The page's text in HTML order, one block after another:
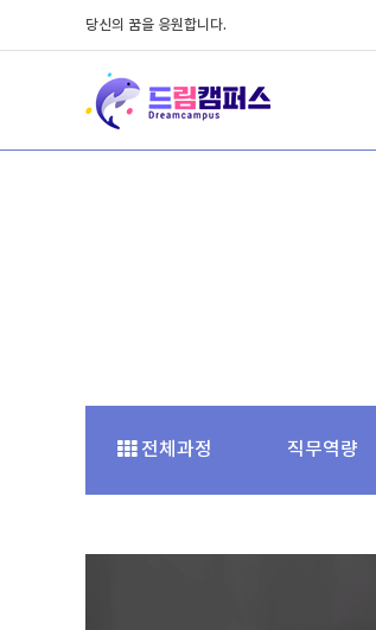
당신의 꿈을 응원합니다.
전체과정 직무역량